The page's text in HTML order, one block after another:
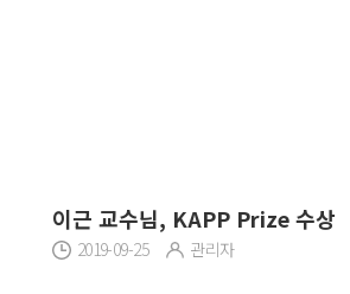
이근 교수님, KAPP Prize 수상
2019-09-25 관리자